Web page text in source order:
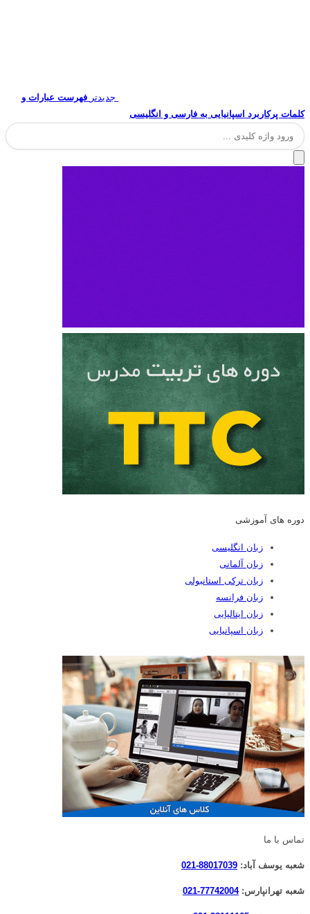
جدیدتر فهرست عبارات و
کلمات پرکاربرد اسپانیایی به فارسی و انگلیسی
جستجو
برای:
دوره های آموزشی
زبان انگلیسی
زبان آلمانی
زبان ترکی استانبولی
زبان فرانسه
زبان ایتالیایی
زبان اسپانیایی
تماس با ما
شعبه یوسف آباد: 88017039-021
شعبه تهرانپارس:77742004-021